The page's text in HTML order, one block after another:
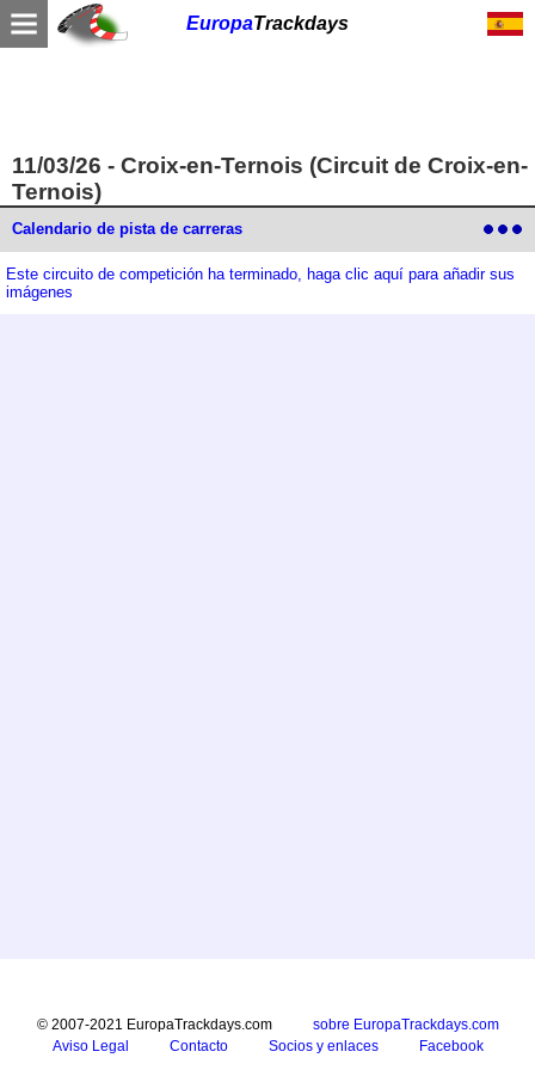
EuropaTrackdays
11/03/26 - Croix-en-Ternois (Circuit de Croix-en-
Ternois)
Calendario de pista de carreras
calendario del organizador
Este circuito de competición ha terminado, haga clic aquí para añadir sus
imágenes
© 2007-2021 EuropaTrackdays.com
sobre EuropaTrackdays.com
Aviso Legal
Contacto Socios y enlaces Facebook